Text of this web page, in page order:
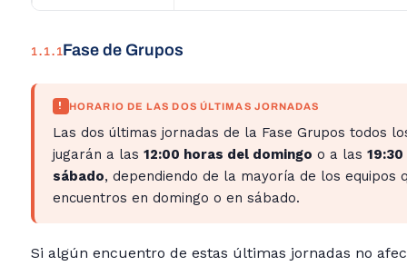
1.1.1Fase de Grupos
! HORARIO DE LAS DOS ÚLTIMAS JORNADAS
Las dos últimas jornadas de la Fase Grupos todos
jugarán a las 12:00 horas del domingo o a las
sábado, dependiendo de la mayoría de los equipos
encuentros en domingo o en sábado.
Si algún encuentro de estas últimas jornadas no